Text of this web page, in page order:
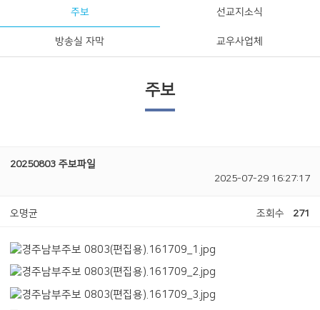
주보 선교지소식
방송실 자막 교우사업체
주보
20250803 주보파일
2025-07-29 16:27:17
오명균 조회수 271